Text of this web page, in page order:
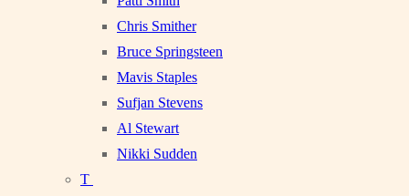
Chris Smither
Bruce Springsteen
Mavis Staples
Sufjan Stevens
Al Stewart
Nikki Sudden
T